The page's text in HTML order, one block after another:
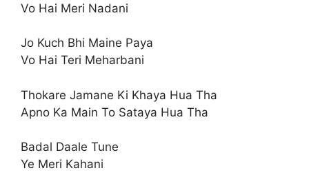
Vo Hai Meri Nadani
Jo Kuch Bhi Maine Paya
Vo Hai Teri Meharbani
Thokare Jamane Ki Khaya Hua Tha
Apno Ka Main To Sataya Hua Tha
Badal Daale Tune
Ye Meri Kahani